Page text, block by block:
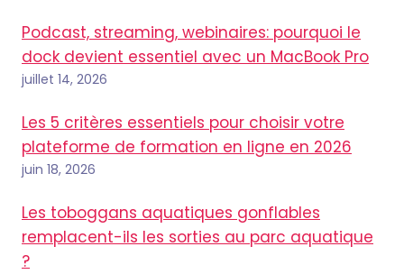
Podcast, streaming, webinaires: pourquoi le
dock devient essentiel avec un MacBook Pro
juillet 14, 2026
Les 5 critères essentiels pour choisir votre
plateforme de formation en ligne en 2026
juin 18, 2026
Les toboggans aquatiques gonflables
remplacent-ils les sorties au parc aquatique
?